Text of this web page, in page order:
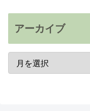
アーカイブ